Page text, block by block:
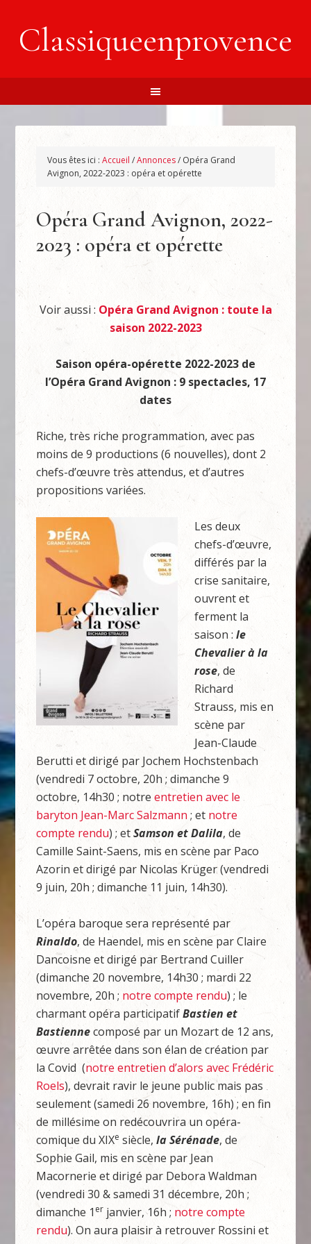
Classiqueenprovence
Vous êtes ici :Accueil /Annonces/ Opéra Grand
Avignon, 2022-2023 : opéra et opérette
Opéra Grand Avignon, 2022-
2023 : opéra et opérette
Voir aussi : Opéra Grand Avignon : toute la
saison 2022-2023
Saison opéra-opérette 2022-2023 de
l’Opéra Grand Avignon : 9 spectacles, 17
dates
Riche, très riche programmation, avec pas
moins de 9 productions (6 nouvelles), dont 2
chefs-d’œuvre très attendus, et d’autres
propositions variées.
Les deux
chefs-d’œuvre,
différés par la
crise sanitaire,
ouvrent et
ferment la
saison :le
Chevalier à la
rose, de
Richard
Strauss, mis en
scène par
Jean-Claude
Berutti et dirigé par Jochem Hochstenbach
(vendredi 7 octobre, 20h ; dimanche 9
octobre, 14h30 ; notreentretien avec le
baryton Jean-Marc Salzmann ; et notre
compte rendu) ; etSamson et Dalila, de
Camille Saint-Saens, mis en scène par Paco
Azorin et dirigé par Nicolas Krüger (vendredi
9 juin, 20h ; dimanche 11 juin, 14h30).
L’opéra baroque sera représenté par
Rinaldo, de Haendel, mis en scène par Claire
Dancoisne et dirigé par Bertrand Cuiller
(dimanche 20 novembre, 14h30 ; mardi 22
novembre, 20h ; notre compte rendu) ; le
charmant opéra participatifBastien et
Bastiennecomposé par un Mozart de 12 ans,
œuvre arrêtée dans son élan de création par
la Covid (notre entretien d’alors avec Frédéric
Roels), devrait ravir le jeune public mais pas
seulement (samedi 26 novembre, 16h) ; en fin
de millésime on redécouvrira un opéra-
comique du XIXe siècle,la Sérénade, de
Sophie Gail, mis en scène par Jean
Macornerie et dirigé par Debora Waldman
(vendredi 30 & samedi 31 décembre, 20h ;
dimanche 1 er janvier, 16h ; notre compte
rendu). On aura plaisir à retrouver Rossini et